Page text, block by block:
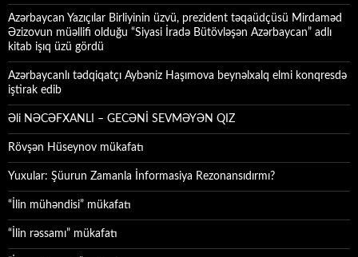
Azərbaycan Yazıçılar Birliyinin üzvü, prezident təqaüdçüsü Mirdaməd
Əzizovun müəllifi olduğu “Siyasi İradə Bütövləşən Azərbaycan” adlı
kitab işıq üzü gördü
Azərbaycanlı tədqiqatçı Aybəniz Haşımova beynəlxalq elmi konqresdə
iştirak edib
Əli NƏCƏFXANLI – GECƏNİ SEVMƏYƏN QIZ
Rövşən Hüseynov mükafatı
Yuxular: Şüurun Zamanla İnformasiya Rezonansıdırmı?
“İlin mühəndisi” mükafatı
“İlin rəssamı” mükafatı